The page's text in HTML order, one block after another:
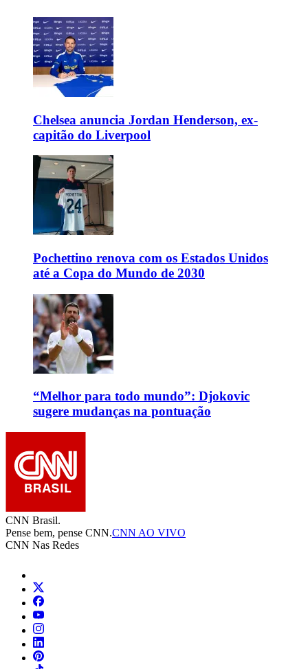
Chelsea anuncia Jordan Henderson, ex-
capitão do Liverpool
Pochettino renova com os Estados Unidos
até a Copa do Mundo de 2030
“Melhor para todo mundo”: Djokovic
sugere mudanças na pontuação
CNN Brasil.
Pense bem, pense CNN.CNN AO VIVO
CNN Nas Redes